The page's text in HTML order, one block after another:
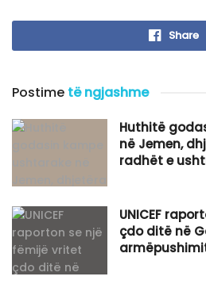
Share
Postime të ngjashme
Huthitë
në Jemen,
radhët e
UNICEF
çdo ditë në